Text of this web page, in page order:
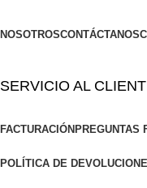
NOSOTROSCONTÁCTANOS
SERVICIO AL
FACTURACIÓNPREGUNTAS
POLÍTICA DE